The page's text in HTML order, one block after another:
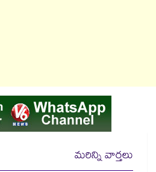
మరిన్ని వార్తలు